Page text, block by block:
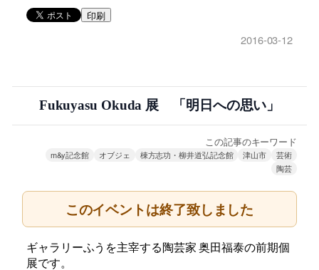
印刷
2016-03-12
Fukuyasu Okuda 展 「明日への思い」
この記事のキーワード
m&y記念館 オブジェ 棟方志功・柳井道弘記念館 津山市
芸術
陶芸
このイベントは終了致しました
ギャラリーふうを主宰する陶芸家 奥田福泰の前期個
展です。